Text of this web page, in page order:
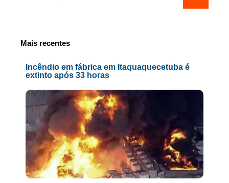
Mais recentes
Incêndio em fábrica em Itaquaquecetuba é
extinto após 33 horas